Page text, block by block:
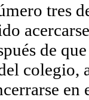
tres
de
en